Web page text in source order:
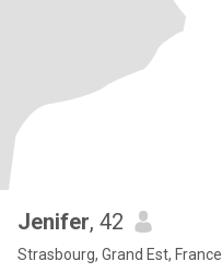
Jenifer, 42
Strasbourg, Grand Est, France